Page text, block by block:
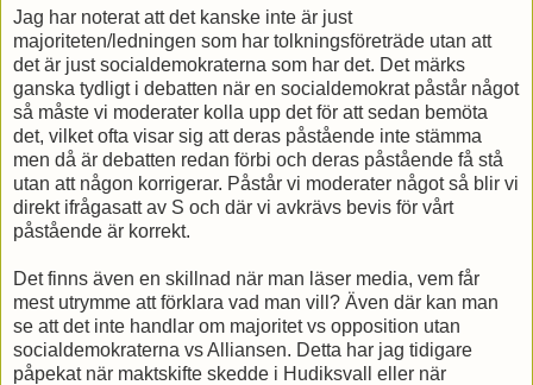
Jag har noterat att det kanske inte är just
majoriteten/ledningen som har tolkningsföreträde utan att
det är just socialdemokraterna som har det. Det märks
ganska tydligt i debatten när en socialdemokrat påstår något
så måste vi moderater kolla upp det för att sedan bemöta
det, vilket ofta visar sig att deras påstående inte stämma
men då är debatten redan förbi och deras påstående få stå
utan att någon korrigerar. Påstår vi moderater något så blir vi
direkt ifrågasatt av S och där vi avkrävs bevis för vårt
påstående är korrekt.
Det finns även en skillnad när man läser media, vem får
mest utrymme att förklara vad man vill? Även där kan man
se att det inte handlar om majoritet vs opposition utan
socialdemokraterna vs Alliansen. Detta har jag tidigare
påpekat när maktskifte skedde i Hudiksvall eller när